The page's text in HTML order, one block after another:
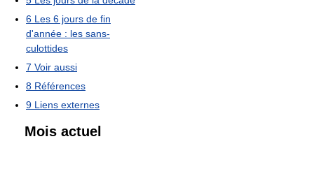
6 Les 6 jours de fin
d'année : les sans-
culottides
7 Voir aussi
8 Références
9 Liens externes
Mois actuel